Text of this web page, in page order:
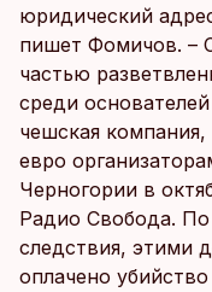
юридический
пишет Фомичов. –
частью
среди
чешская компания,
евро
Черногории в
Радио Свобода.
следствия, этими
оплачено